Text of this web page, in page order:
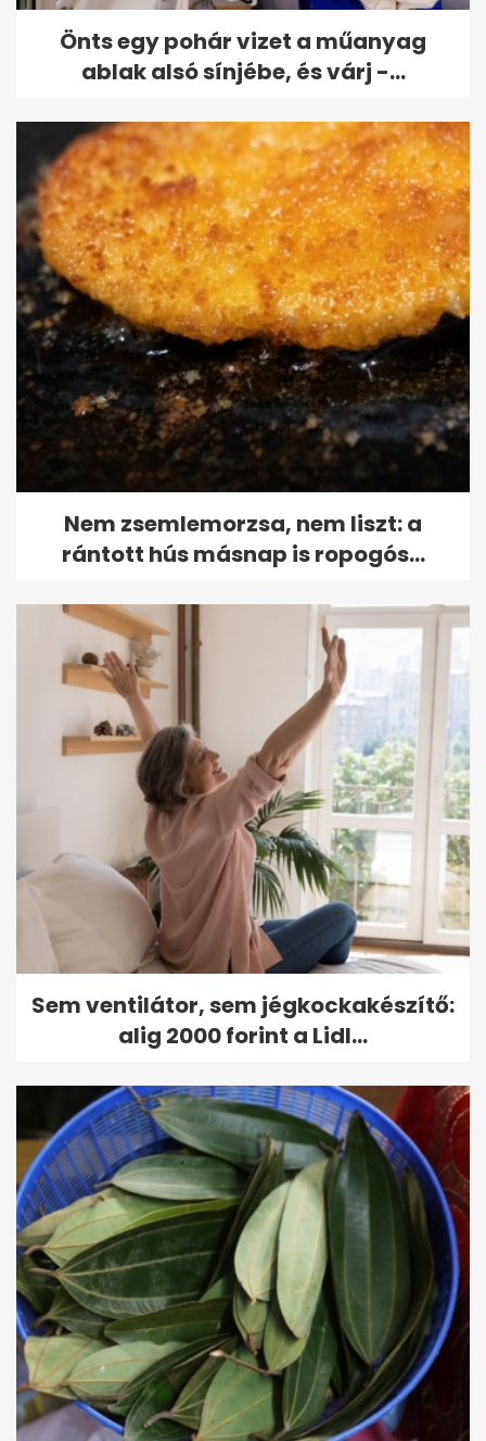
Önts egy pohár vizet a műanyag
ablak alsó sínjébe, és várj -...
Nem zsemlemorzsa, nem liszt: a
rántott hús másnap is ropogós...
Sem ventilátor, sem jégkockakészítő:
alig 2000 forint a Lidl...